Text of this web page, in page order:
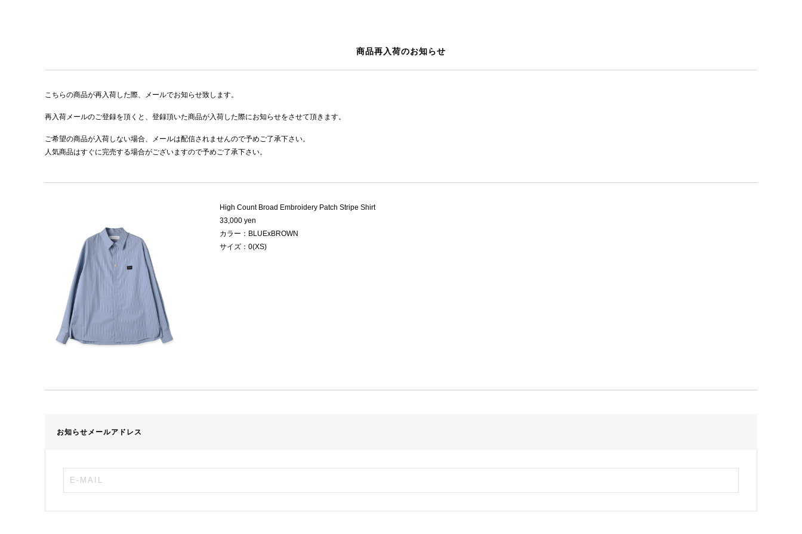
商品再入荷のお知らせ
こちらの商品が再入荷した際、メールでお知らせ致します。
再入荷メールのご登録を頂くと、登録頂いた商品が入荷した際にお知らせをさせて頂きます。
ご希望の商品が入荷しない場合、メールは配信されませんので予めご了承下さい。
人気商品はすぐに完売する場合がございますので予めご了承下さい。
High Count Broad Embroidery Patch Stripe Shirt
33,000 yen
カラー：BLUExBROWN
サイズ：0(XS)
お知らせメールアドレス